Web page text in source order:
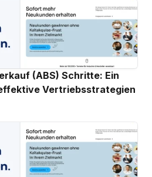
(ABS) Schritte: Ein
Vertriebsstrategien